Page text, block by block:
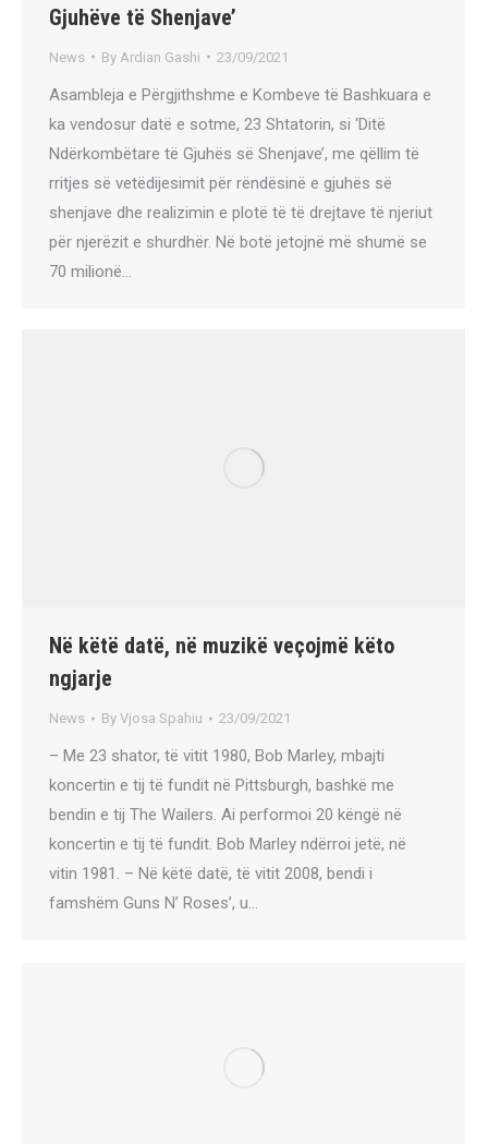
Gjuhëve të Shenjave’
News By Ardian Gashi 23/09/2021
Asambleja e Përgjithshme e Kombeve të Bashkuara e
ka vendosur datë e sotme, 23 Shtatorin, si ‘Ditë
Ndërkombëtare të Gjuhës së Shenjave’, me qëllim të
rritjes së vetëdijesimit për rëndësinë e gjuhës së
shenjave dhe realizimin e plotë të të drejtave të njeriut
për njerëzit e shurdhër. Në botë jetojnë më shumë se
70 milionë…
Në këtë datë, në muzikë veçojmë këto
ngjarje
News By Vjosa Spahiu 23/09/2021
– Me 23 shator, të vitit 1980, Bob Marley, mbajti
koncertin e tij të fundit në Pittsburgh, bashkë me
bendin e tij The Wailers. Ai performoi 20 këngë në
koncertin e tij të fundit. Bob Marley ndërroi jetë, në
vitin 1981. – Në këtë datë, të vitit 2008, bendi i
famshëm Guns N’ Roses’, u…